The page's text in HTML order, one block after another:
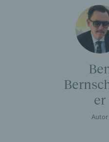
er
Autor